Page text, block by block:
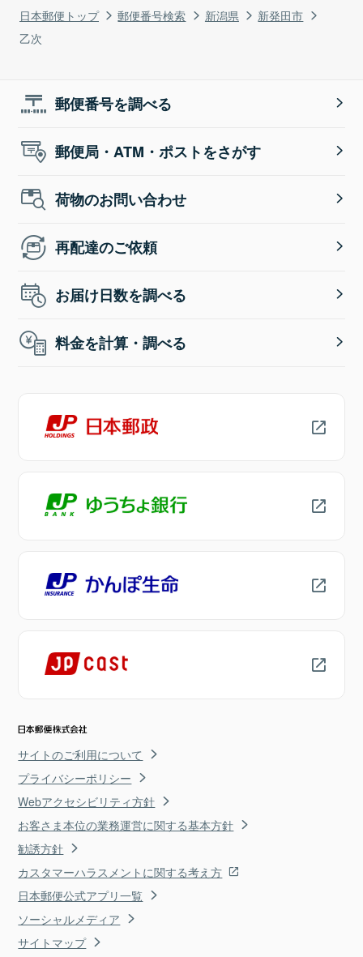
日本郵便トップ 郵便番号検索 新潟県
新発田市
乙次
郵便番号を調べる
郵便局・ATM・ポストをさがす
荷物のお問い合わせ
再配達のご依頼
お届け日数を調べる
料金を計算・調べる
サイトのご利用について
プライバシーポリシー
Webアクセシビリティ方針
お客さま本位の業務運営に関する基本方針
勧誘方針
カスタマーハラスメントに関する考え方
日本郵便公式アプリ一覧
ソーシャルメディア
サイトマップ